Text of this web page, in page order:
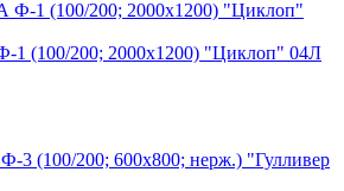
(100/200; 2000х1200) "Циклоп" 04Л